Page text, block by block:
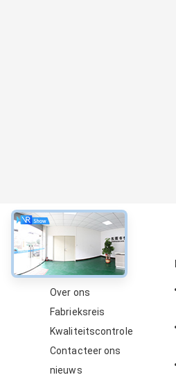
Over
Over ons
Fabrieksreis
Kwaliteitscontrole
Contacteer ons
nieuws